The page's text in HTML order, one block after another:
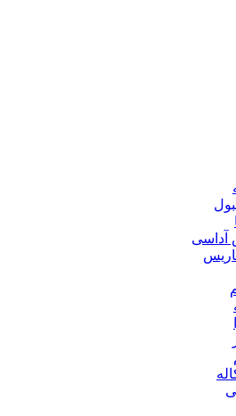
آداسی